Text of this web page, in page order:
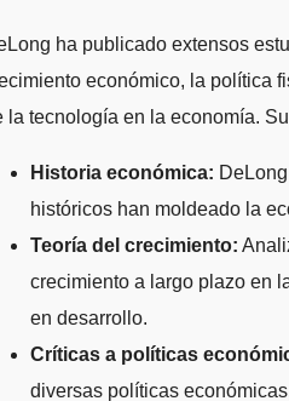
ha publicado extensos
económico, la política
la tecnología en la economía.
Historia económica:
históricos han moldeado la
Teoría del crecimiento:
crecimiento a largo plazo en
en desarrollo.
Críticas a políticas
diversas políticas